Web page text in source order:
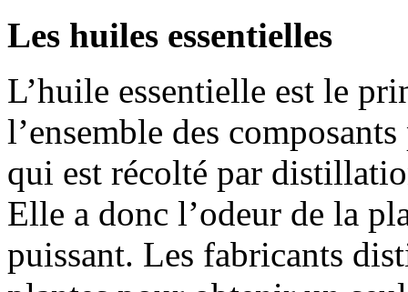
Les huiles essentielles
L’huile essentielle est le
l’ensemble des
qui est récolté par
Elle a donc l’odeur de la
puissant. Les fabricants